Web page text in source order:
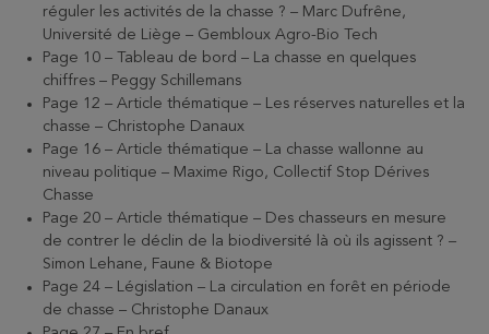
réguler les activités de la chasse ? – Marc Dufrêne,
Université de Liège – Gembloux Agro-Bio Tech
Page 10 – Tableau de bord – La chasse en quelques
chiffres – Peggy Schillemans
Page 12 – Article thématique – Les réserves naturelles et la
chasse – Christophe Danaux
Page 16 – Article thématique – La chasse wallonne au
niveau politique – Maxime Rigo, Collectif Stop Dérives
Chasse
Page 20 – Article thématique – Des chasseurs en mesure
de contrer le déclin de la biodiversité là où ils agissent ? –
Simon Lehane, Faune & Biotope
Page 24 – Législation – La circulation en forêt en période
de chasse – Christophe Danaux